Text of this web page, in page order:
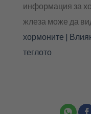
информация за
жлеза може да
хормоните |
теглото